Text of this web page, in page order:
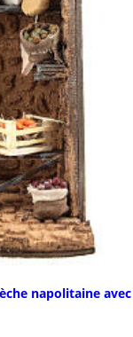
napolitaine avec